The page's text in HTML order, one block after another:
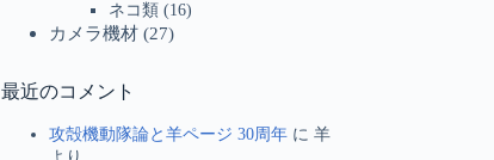
ネコ類 (16)
カメラ機材 (27)
最近のコメント
攻殻機動隊論と羊ページ 30周年 に羊